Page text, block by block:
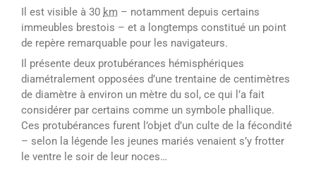
Il est visible à 30 km – notamment depuis certains
immeubles brestois – et a longtemps constitué un point
de repère remarquable pour les navigateurs.
Il présente deux protubérances hémisphériques
diamétralement opposées d’une trentaine de centimètres
de diamètre à environ un mètre du sol, ce qui l’a fait
considérer par certains comme un symbole phallique.
Ces protubérances furent l’objet d’un culte de la fécondité
– selon la légende les jeunes mariés venaient s’y frotter
le ventre le soir de leur noces…